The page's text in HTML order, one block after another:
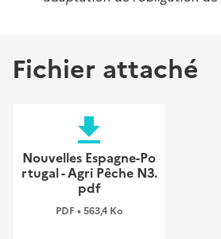
Fichier attaché
file_download
Nouvelles Espagne-Po
rtugal - Agri Pêche N3.
pdf
PDF • 563,4 Ko